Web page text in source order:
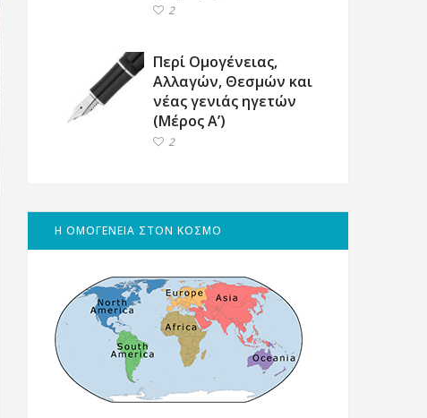
2
Περί Ομογένειας,
Αλλαγών, Θεσμών και
νέας γενιάς ηγετών
(Μέρος Α’)
2
Η ΟΜΟΓΕΝΕΙΑ ΣΤΟΝ ΚΟΣΜΟ